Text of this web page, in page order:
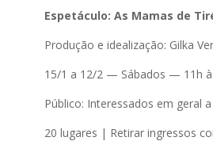
Espetáculo: As Mamas de
Produção e idealização: Gilka
15/1 a 12/2 — Sábados — 11h
Público: Interessados em geral
20 lugares | Retirar ingressos